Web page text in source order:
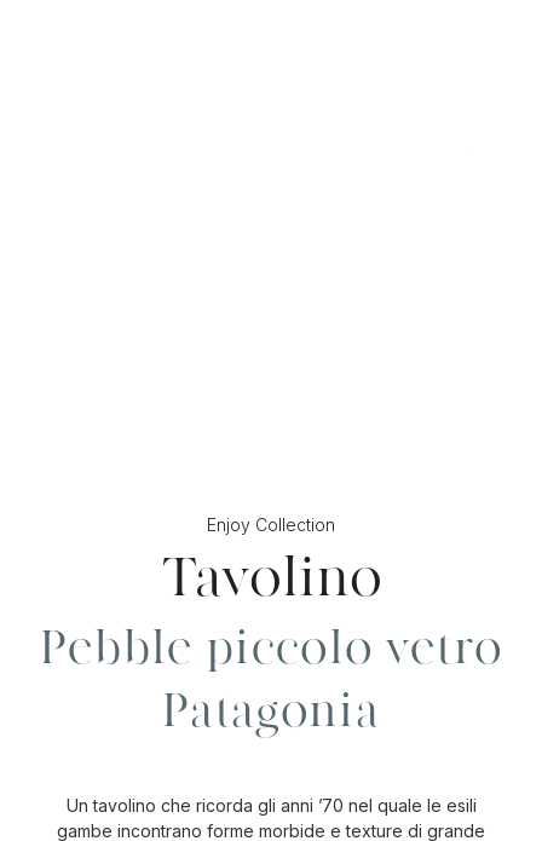
Enjoy Collection
Tavolino
Pebble piccolo vetro
Patagonia
Un tavolino che ricorda gli anni ’70 nel quale le esili
gambe incontrano forme morbide e texture di grande